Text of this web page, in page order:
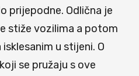
prijepodne. Odlična je
stiže vozilima a potom
u stijeni. O
se pružaju s ove